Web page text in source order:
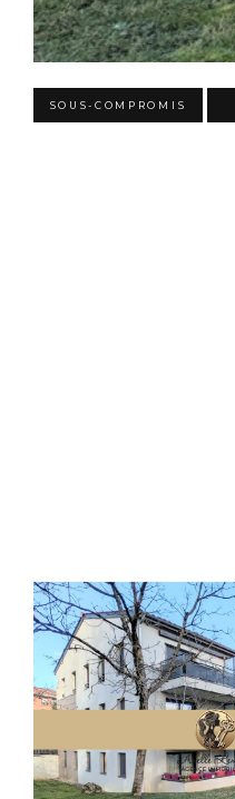
SOUS-COMPROMIS